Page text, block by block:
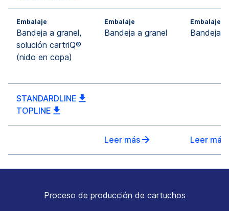
Embalaje
Bandeja a granel,
solución cartriQ®
(nido en copa)
Embalaje
Bandeja a granel
Embalaje
Bandeja
STANDARDLINE
TOPLINE
Leer más Leer más
Proceso de producción de cartuchos